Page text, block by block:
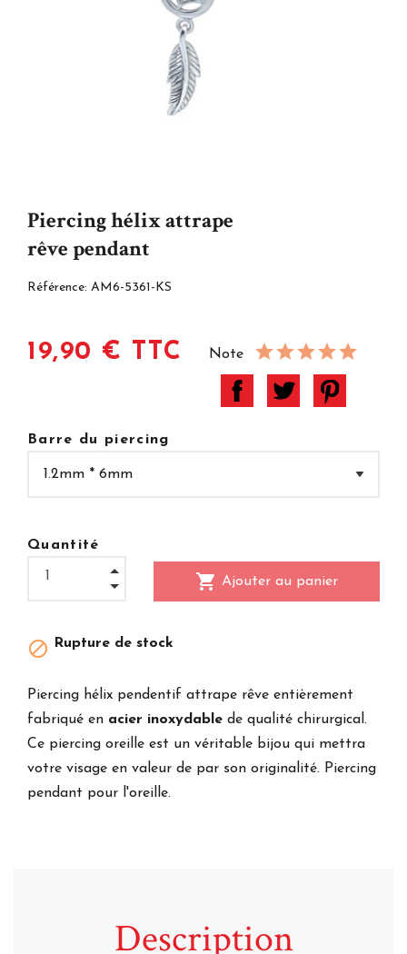
Piercing hélix attrape
rêve pendant
Référence: AM6-5361-KS
19,90 € TTC Note
Barre du piercing
Quantité
shopping_cart Ajouter au panier
 Rupture de stock
Piercing hélix pendentif attrape rêve entièrement
fabriqué en acier inoxydable de qualité chirurgical.
Ce piercing oreille est un véritable bijou qui mettra
votre visage en valeur de par son originalité. Piercing
pendant pour l'oreille.
Description